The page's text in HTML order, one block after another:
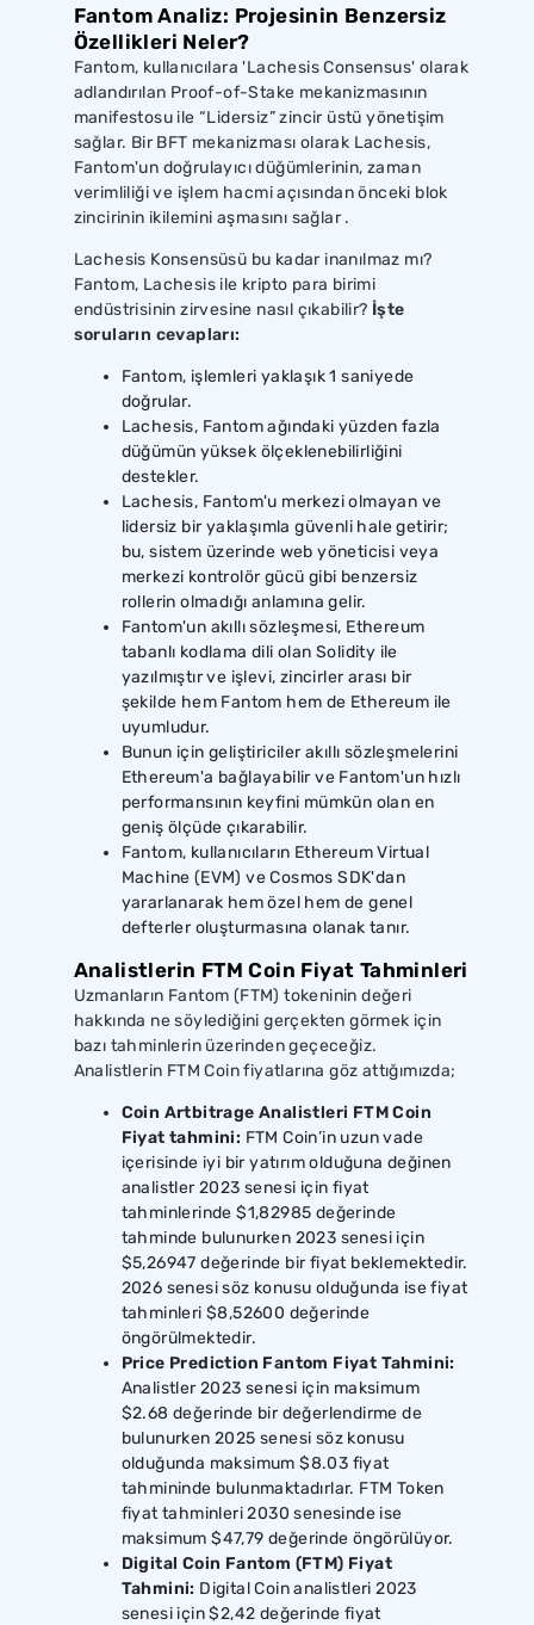
Fantom Analiz: Projesinin Benzersiz
Özellikleri Neler?
Fantom, kullanıcılara 'Lachesis Consensus' olarak
adlandırılan Proof-of-Stake mekanizmasının
manifestosu ile “Lidersiz” zincir üstü yönetişim
sağlar. Bir BFT mekanizması olarak Lachesis,
Fantom'un doğrulayıcı düğümlerinin, zaman
verimliliği ve işlem hacmi açısından önceki blok
zincirinin ikilemini aşmasını sağlar .
Lachesis Konsensüsü bu kadar inanılmaz mı?
Fantom, Lachesis ile kripto para birimi
endüstrisinin zirvesine nasıl çıkabilir? İşte
soruların cevapları:
Fantom, işlemleri yaklaşık 1 saniyede
doğrular.
Lachesis, Fantom ağındaki yüzden fazla
düğümün yüksek ölçeklenebilirliğini
destekler.
Lachesis, Fantom'u merkezi olmayan ve
lidersiz bir yaklaşımla güvenli hale getirir;
bu, sistem üzerinde web yöneticisi veya
merkezi kontrolör gücü gibi benzersiz
rollerin olmadığı anlamına gelir.
Fantom'un akıllı sözleşmesi, Ethereum
tabanlı kodlama dili olan Solidity ile
yazılmıştır ve işlevi, zincirler arası bir
şekilde hem Fantom hem de Ethereum ile
uyumludur.
Bunun için geliştiriciler akıllı sözleşmelerini
Ethereum'a bağlayabilir ve Fantom'un hızlı
performansının keyfini mümkün olan en
geniş ölçüde çıkarabilir.
Fantom, kullanıcıların Ethereum Virtual
Machine (EVM) ve Cosmos SDK'dan
yararlanarak hem özel hem de genel
defterler oluşturmasına olanak tanır.
Analistlerin FTM Coin Fiyat Tahminleri
Uzmanların Fantom (FTM) tokeninin değeri
hakkında ne söylediğini gerçekten görmek için
bazı tahminlerin üzerinden geçeceğiz.
Analistlerin FTM Coin fiyatlarına göz attığımızda;
Coin Artbitrage Analistleri FTM Coin
Fiyat tahmini: FTM Coin’in uzun vade
içerisinde iyi bir yatırım olduğuna değinen
analistler 2023 senesi için fiyat
tahminlerinde $1,82985 değerinde
tahminde bulunurken 2023 senesi için
$5,26947 değerinde bir fiyat beklemektedir.
2026 senesi söz konusu olduğunda ise fiyat
tahminleri $8,52600 değerinde
öngörülmektedir.
Price Prediction Fantom Fiyat Tahmini:
Analistler 2023 senesi için maksimum
$2.68 değerinde bir değerlendirme de
bulunurken 2025 senesi söz konusu
olduğunda maksimum $8.03 fiyat
tahmininde bulunmaktadırlar. FTM Token
fiyat tahminleri 2030 senesinde ise
maksimum $47,79 değerinde öngörülüyor.
Digital Coin Fantom (FTM) Fiyat
Tahmini: Digital Coin analistleri 2023
senesi için $2,42 değerinde fiyat